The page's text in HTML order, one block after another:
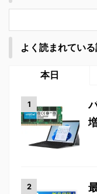
よく読まれてい
本日